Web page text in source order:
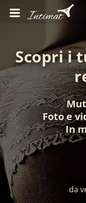
Scopri i
Fotoe
In
da